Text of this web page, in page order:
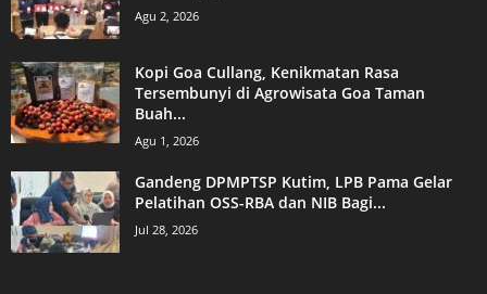
Agu 2, 2026
Kopi Goa Cullang, Kenikmatan Rasa
Tersembunyi di Agrowisata Goa Taman
Buah...
Agu 1, 2026
Gandeng DPMPTSP Kutim, LPB Pama Gelar
Pelatihan OSS-RBA dan NIB Bagi...
Jul 28, 2026